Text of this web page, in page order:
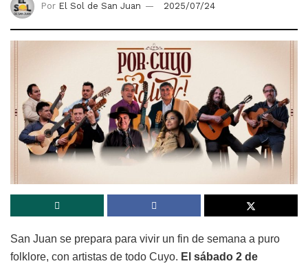
Por El Sol de San Juan 2025/07/24
San Juan se prepara para vivir un fin de semana a puro
folklore, con artistas de todo Cuyo. El sábado 2 de